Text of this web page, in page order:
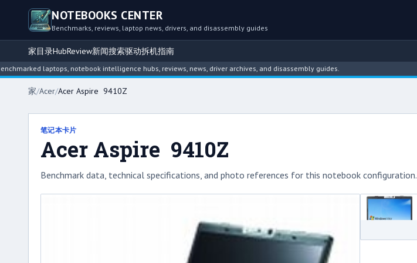
NOTEBOOKS CENTER
Benchmarks, reviews, laptop news, drivers, and disassembly guides
家目录HubReview新闻搜索驱动拆机指南
laptops, notebook intelligence hubs, reviews, news, driver archives, and disassembly guides.
家/Acer/Acer Aspire 9410Z
笔记本卡片
Acer Aspire 9410Z
Benchmark data, technical specifications, and photo references for this notebook configuration.